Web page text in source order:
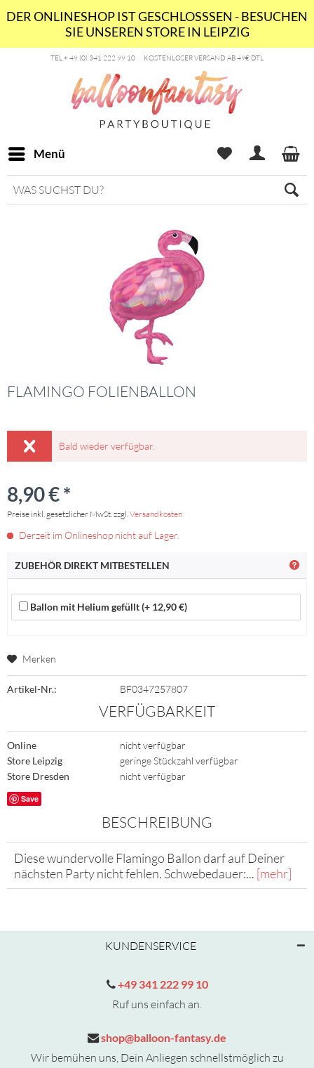
DER ONLINESHOP IST GESCHLOSSSEN - BESUCHEN
SIE UNSEREN STORE IN LEIPZIG
TEL + 49 (0) 341 222 99 10 KOSTENLOSER VERSAND AB 49€ DTL
Menü
FLAMINGO FOLIENBALLON
Bald wieder verfügbar.
8,90 € *
Preise inkl. gesetzlicher MwSt. zzgl.Versandkosten
Derzeit im Onlineshop nicht auf Lager.
ZUBEHÖR DIREKT MITBESTELLEN
Ballon mit Helium gefüllt (+ 12,90 €)
Merken
Artikel-Nr.: BF0347257807
VERFÜGBARKEIT
Online
nicht verfügbar
Store Leipzig
geringe Stückzahl verfügbar
Store Dresden
nicht verfügbar
Save
BESCHREIBUNG
Diese wundervolle Flamingo Ballon darf auf Deiner
nächsten Party nicht fehlen. Schwebedauer:... [mehr]
KUNDENSERVICE
+49 341 222 99 10
Ruf uns einfach an.
shop@balloon-fantasy.de
Wir bemühen uns, Dein Anliegen schnellstmöglich zu